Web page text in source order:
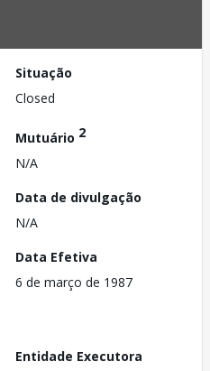
Situação
Closed
Mutuário 2
N/A
Data de divulgação
N/A
Data Efetiva
6 de março de 1987
Entidade Executora